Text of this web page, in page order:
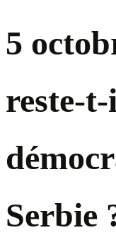
5
reste-
Serbie